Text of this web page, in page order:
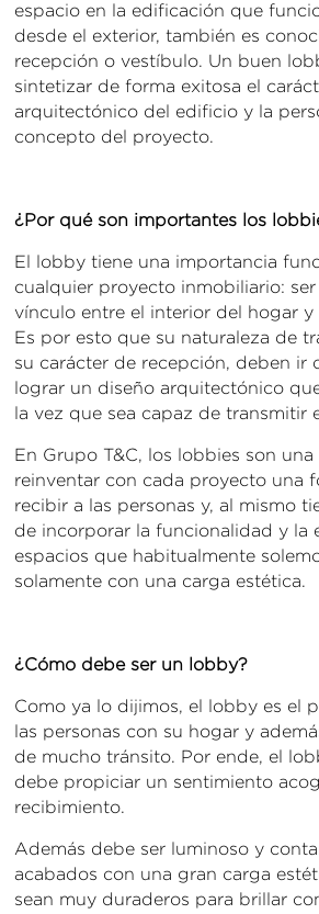
espacio en la edificación que
desde el exterior, también es
recepción o vestíbulo. Un buen
sintetizar de forma exitosa el
arquitectónico del edificio y la
concepto del proyecto.
¿Por qué son importantes los
El lobby tiene una importancia
cualquier proyecto inmobiliario:
vínculo entre el interior del hogar
Es por esto que su naturaleza de
su carácter de recepción, deben ir
lograr un diseño arquitectónico
la vez que sea capaz de transmitir
En Grupo T&C, los lobbies son
reinventar con cada proyecto una
recibir a las personas y, al mismo
de incorporar la funcionalidad y la
espacios que habitualmente
solamente con una carga estética.
¿Cómo debe ser un lobby?
Como ya lo dijimos, el lobby es el
las personas con su hogar y
de mucho tránsito. Por ende, el
debe propiciar un sentimiento
recibimiento.
Además debe ser luminoso y
acabados con una gran carga
sean muy duraderos para brillar